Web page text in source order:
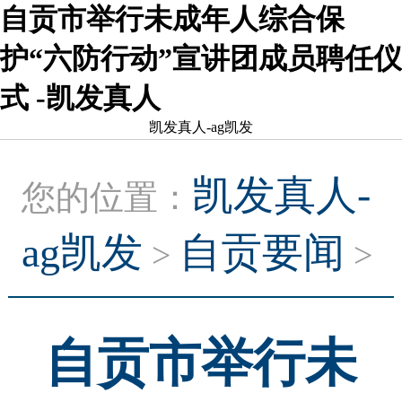
自贡市举行未成年人综合保
护“六防行动”宣讲团成员聘任仪
式 -凯发真人
凯发真人-ag凯发
您的位置： 凯发真人-
ag凯发 > 自贡要闻 >
自贡市举行未